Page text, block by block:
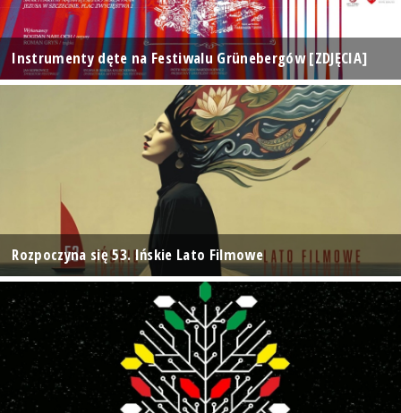
Instrumenty dęte na Festiwalu Grünebergów [ZDJĘCIA]
Rozpoczyna się 53. Ińskie Lato Filmowe